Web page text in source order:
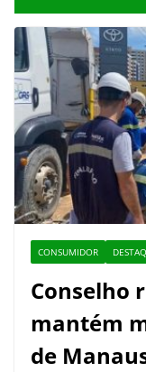
CONSUMIDOR
Conselho
mantém
de